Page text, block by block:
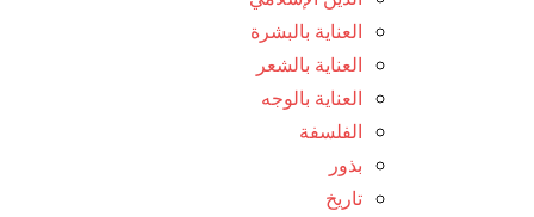
العناية بالبشرة
العناية بالشعر
العناية بالوجه
الفلسفة
بذور
تاريخ